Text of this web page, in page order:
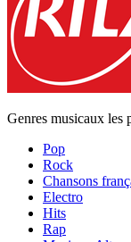
Genres musicaux les
Pop
Rock
Chansons
Electro
Hits
Rap